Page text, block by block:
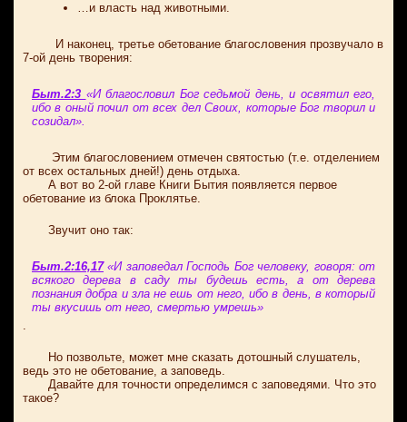
…и власть над животными.
И наконец, третье обетование благословения прозвучало в
7-ой день творения:
Быт.2:3 «И благословил Бог седьмой день, и освятил его,
ибо в оный почил от всех дел Своих, которые Бог творил и
созидал».
Этим благословением отмечен святостью (т.е. отделением
от всех остальных дней!) день отдыха.
А вот во 2-ой главе Книги Бытия появляется первое
обетование из блока Проклятье.
Звучит оно так:
Быт.2:16,17«И заповедал Господь Бог человеку, говоря: от
всякого дерева в саду ты будешь есть, а от дерева
познания добра и зла не ешь от него, ибо в день, в который
ты вкусишь от него, смертью умрешь»
.
Но позвольте, может мне сказать дотошный слушатель,
ведь это не обетование, а заповедь.
Давайте для точности определимся с заповедями. Что это
такое?